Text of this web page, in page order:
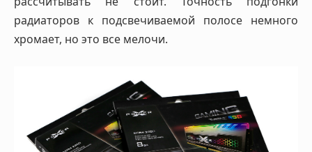
радиаторов к подсвечиваемой полосе немного
хромает, но это все мелочи.